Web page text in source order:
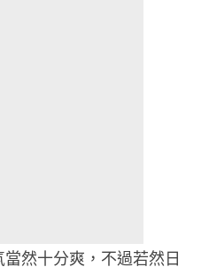
然十分爽，不過若然日